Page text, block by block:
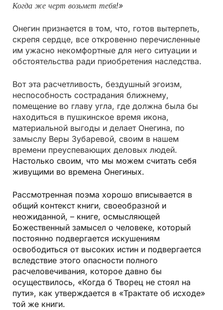
Когда же черт возьмет тебя!»
Онегин признается в том, что, готов вытерпеть,
скрепя сердце, все откровенно перечисленные
им ужасно некомфортные для него ситуации и
обстоятельства ради приобретения наследства.
Вот эта расчетливость, бездушный эгоизм,
неспособность сострадания ближнему,
помещение во главу угла, где должна была бы
находиться в пушкинское время икона,
материальной выгоды и делает Онегина, по
замыслу Веры Зубаревой, своим в нашем
времени преуспевающих деловых людей.
Настолько своим, что мы можем считать себя
живущими во времена Онегиных.
Рассмотренная поэма хорошо вписывается в
общий контекст книги, своеобразной и
неожиданной, – книге, осмысляющей
Божественный замысел о человеке, который
постоянно подвергается искушениям
освободиться от высоких истин и подвергается
вследствие этого опасности полного
расчеловечивания, которое давно бы
осуществилось, «Когда б Творец не стоял на
пути», как утверждается в «Трактате об исходе»
той же книги.